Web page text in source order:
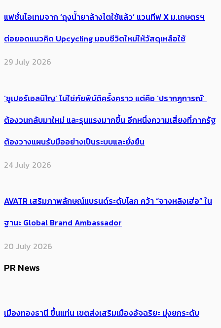
แฟชั่นไอเทมจาก ‘ถุงน้ำยาล้างไตใช้แล้ว’ แวนทีฟ X ม.เกษตรฯ
ต่อยอดแนวคิด Upcycling มอบชีวิตใหม่ให้วัสดุเหลือใช้
29 July 2026
‘ซูเปอร์เอลนีโญ’ ไม่ใช่ภัยพิบัติครั้งคราว แต่คือ ‘ปรากฏการณ์’ ​
ต้อง​วนกลับมาใหม่ และรุนแรงมากขึ้น อีกหนึ่งความเสี่ยงที่ภาครัฐ
ต้องวางแผนรับมืออย่างเป็นระบบและยั่งยืน
24 July 2026
AVATR เสริมภาพลักษณ์แบรนด์ระดับโลก คว้า “จางหลิงเฮ่อ” ใน
ฐานะ Global Brand Ambassador
20 July 2026
PR News
เมืองทองธานี ขึ้นแท่น เขตส่งเสริมเมืองอัจฉริยะ มุ่งยกระดับ